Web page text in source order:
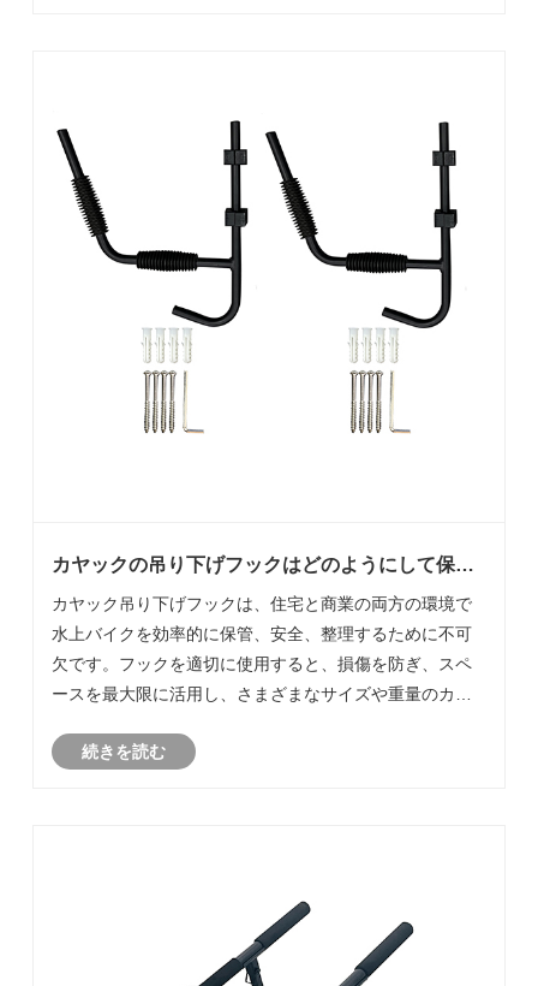
さをどのように向上させるかについても学びます。
カヤックの吊り下げフックはどのようにして保管
カヤック吊り下げフックは、住宅と商業の両方の環境で
水上バイクを効率的に保管、安全、整理するために不可
欠です。フックを適切に使用すると、損傷を防ぎ、スペ
ースを最大限に活用し、さまざまなサイズや重量のカヤ
ックの吊り下げフックの種類、取り付け方法、選択基
続きを読む